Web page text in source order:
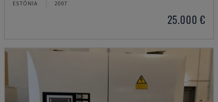
ESTÓNIA 2007
25.000 €